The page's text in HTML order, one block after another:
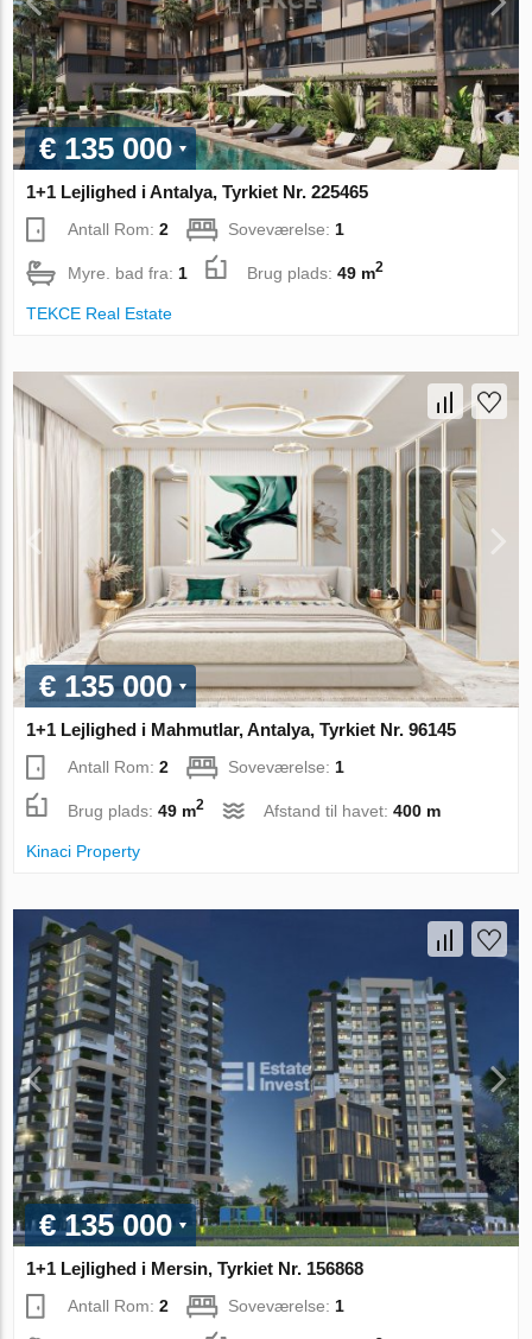
€ 135 000
1+1 Lejlighed i Antalya, Tyrkiet Nr. 225465
Antall Rom:2 Soveværelse: 1
Myre. bad fra: 1 Brug plads:49 m2
TEKCE Real Estate
€ 135 000
1+1 Lejlighed i Mahmutlar, Antalya, Tyrkiet Nr. 96145
Antall Rom:2 Soveværelse:1
Brug plads:49 m2 Afstand til havet:400 m
Kinaci Property
€ 135 000
1+1 Lejlighed i Mersin, Tyrkiet Nr. 156868
Antall Rom:2 Soveværelse: 1